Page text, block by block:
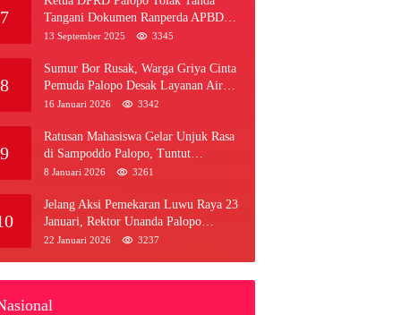
7
Tangani Dokumen Ranperda APBD
Perubahan 2025
13 September 2025 3345
8
Sumur Bor Rusak, Warga Griya Cinta
Pemuda Palopo Desak Layanan Air
Bersih
16 Januari 2026 3342
9
Ratusan Mahasiswa Gelar Unjuk Rasa
di Sampoddo Palopo, Tuntut
Pemekaran Provinsi Luwu Raya
8 Januari 2026 3261
Jelang Aksi Pemekaran Luwu Raya 23
Januari, Rektor Unanda Palopo
Dituntut Liburkan Mahasiswa
22 Januari 2026 3237